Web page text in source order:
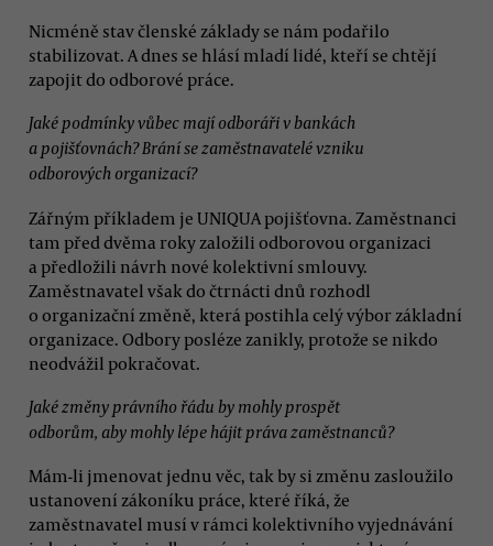
Nicméně stav členské základy se nám podařilo
stabilizovat. A dnes se hlásí mladí lidé, kteří se chtějí
zapojit do odborové práce.
Jaké podmínky vůbec mají odboráři v bankách
a pojišťovnách? Brání se zaměstnavatelé vzniku
odborových organizací?
Zářným příkladem je UNIQUA pojišťovna. Zaměstnanci
tam před dvěma roky založili odborovou organizaci
a předložili návrh nové kolektivní smlouvy.
Zaměstnavatel však do čtrnácti dnů rozhodl
o organizační změně, která postihla celý výbor základní
organizace. Odbory posléze zanikly, protože se nikdo
neodvážil pokračovat.
Jaké změny právního řádu by mohly prospět
odborům, aby mohly lépe hájit práva zaměstnanců?
Mám-li jmenovat jednu věc, tak by si změnu zasloužilo
ustanovení zákoníku práce, které říká, že
zaměstnavatel musí v rámci kolektivního vyjednávání